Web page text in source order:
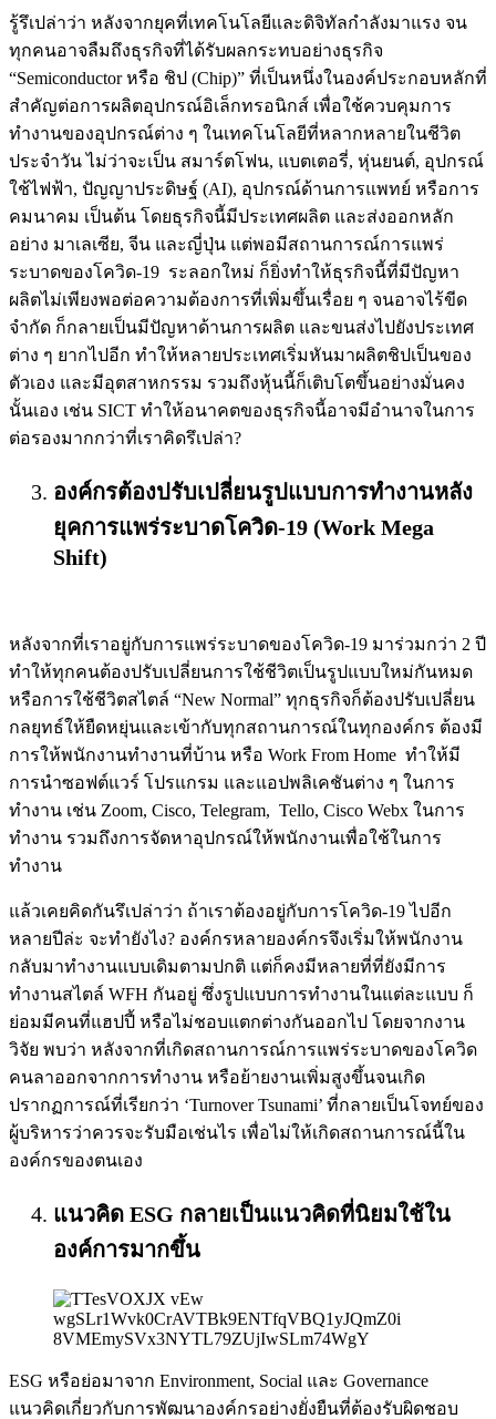
รู้รึเปล่าว่า หลังจากยุคที่เทคโนโลยีและดิจิทัลกำลังมาแรง จน
ทุกคนอาจลืมถึงธุรกิจที่ได้รับผลกระทบอย่างธุรกิจ
“Semiconductor หรือ ชิป (Chip)” ที่เป็นหนึ่งในองค์ประกอบหลักที่
สำคัญต่อการผลิตอุปกรณ์อิเล็กทรอนิกส์ เพื่อใช้ควบคุมการ
ทำงานของอุปกรณ์ต่าง ๆ ในเทคโนโลยีที่หลากหลายในชีวิต
ประจำวัน ไม่ว่าจะเป็น สมาร์ตโฟน, แบตเตอรี่, หุ่นยนต์, อุปกรณ์
ใช้ไฟฟ้า, ปัญญาประดิษฐ์ (AI), อุปกรณ์ด้านการแพทย์ หรือการ
คมนาคม เป็นต้น โดยธุรกิจนี้มีประเทศผลิต และส่งออกหลัก
อย่าง มาเลเซีย, จีน และญี่ปุ่น แต่พอมีสถานการณ์การแพร่
ระบาดของโควิด-19 ระลอกใหม่ ก็ยิ่งทำให้ธุรกิจนี้ที่มีปัญหา
ผลิตไม่เพียงพอต่อความต้องการที่เพิ่มขึ้นเรื่อย ๆ จนอาจไร้ขีด
จำกัด ก็กลายเป็นมีปัญหาด้านการผลิต และขนส่งไปยังประเทศ
ต่าง ๆ ยากไปอีก ทำให้หลายประเทศเริ่มหันมาผลิตชิปเป็นของ
ตัวเอง และมีอุตสาหกรรม รวมถึงหุ้นนี้ก็เติบโตขึ้นอย่างมั่นคง
นั้นเอง เช่น SICT ทำให้อนาคตของธุรกิจนี้อาจมีอำนาจในการ
ต่อรองมากกว่าที่เราคิดรึเปล่า?
องค์กรต้องปรับเปลี่ยนรูปแบบการทำงานหลัง
ยุคการแพร่ระบาดโควิด-19 (Work Mega
Shift)
หลังจากที่เราอยู่กับการแพร่ระบาดของโควิด-19 มาร่วมกว่า 2 ปี
ทำให้ทุกคนต้องปรับเปลี่ยนการใช้ชีวิตเป็นรูปแบบใหม่กันหมด
หรือการใช้ชีวิตสไตล์ “New Normal” ทุกธุรกิจก็ต้องปรับเปลี่ยน
กลยุทธ์ให้ยืดหยุ่นและเข้ากับทุกสถานการณ์ในทุกองค์กร ต้องมี
การให้พนักงานทำงานที่บ้าน หรือ Work From Home ทำให้มี
การนำซอฟต์แวร์ โปรแกรม และแอปพลิเคชันต่าง ๆ ในการ
ทำงาน เช่น Zoom, Cisco, Telegram, Tello, Cisco Webx ในการ
ทำงาน รวมถึงการจัดหาอุปกรณ์ให้พนักงานเพื่อใช้ในการ
ทำงาน
แล้วเคยคิดกันรึเปล่าว่า ถ้าเราต้องอยู่กับการโควิด-19 ไปอีก
หลายปีล่ะ จะทำยังไง? องค์กรหลายองค์กรจึงเริ่มให้พนักงาน
กลับมาทำงานแบบเดิมตามปกติ แต่ก็คงมีหลายที่ที่ยังมีการ
ทำงานสไตล์ WFH กันอยู่ ซึ่งรูปแบบการทำงานในแต่ละแบบ ก็
ย่อมมีคนที่แฮปปี้ หรือไม่ชอบแตกต่างกันออกไป โดยจากงาน
วิจัย พบว่า หลังจากที่เกิดสถานการณ์การแพร่ระบาดของโควิด
คนลาออกจากการทำงาน หรือย้ายงานเพิ่มสูงขึ้นจนเกิด
ปรากฏการณ์ที่เรียกว่า ‘Turnover Tsunami’ ที่กลายเป็นโจทย์ของ
ผู้บริหารว่าควรจะรับมือเช่นไร เพื่อไม่ให้เกิดสถานการณ์นี้ใน
องค์กรของตนเอง
แนวคิด ESG กลายเป็นแนวคิดที่นิยมใช้ใน
องค์การมากขึ้น
ESG หรือย่อมาจาก Environment, Social และ Governance
แนวคิดเกี่ยวกับการพัฒนาองค์กรอย่างยั่งยืนที่ต้องรับผิดชอบ